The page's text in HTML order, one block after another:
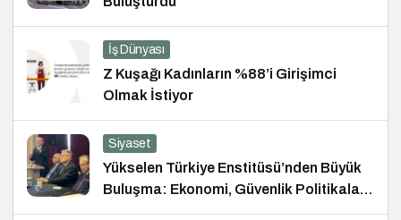
İş Dünyası
Z Kuşağı Kadınların %88’i Girişimci
Olmak İstiyor
Siyaset
Yükselen Türkiye Enstitüsü’nden Büyük
Buluşma: Ekonomi, Güvenlik Politikaları
ve Hukuk Konferansı